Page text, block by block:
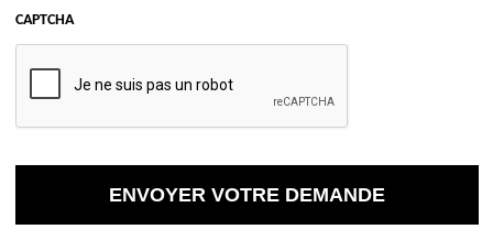
CAPTCHA